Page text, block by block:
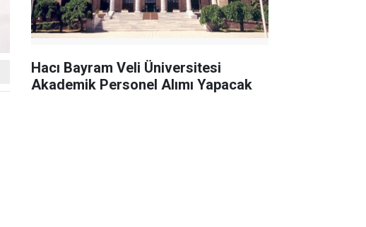
Hacı Bayram Veli Üniversitesi
Akademik Personel Alımı Yapacak